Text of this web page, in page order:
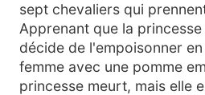
sept chevaliers qui
Apprenant que la
décide de l'empoisonner
femme avec une pomme
princesse meurt, mais elle